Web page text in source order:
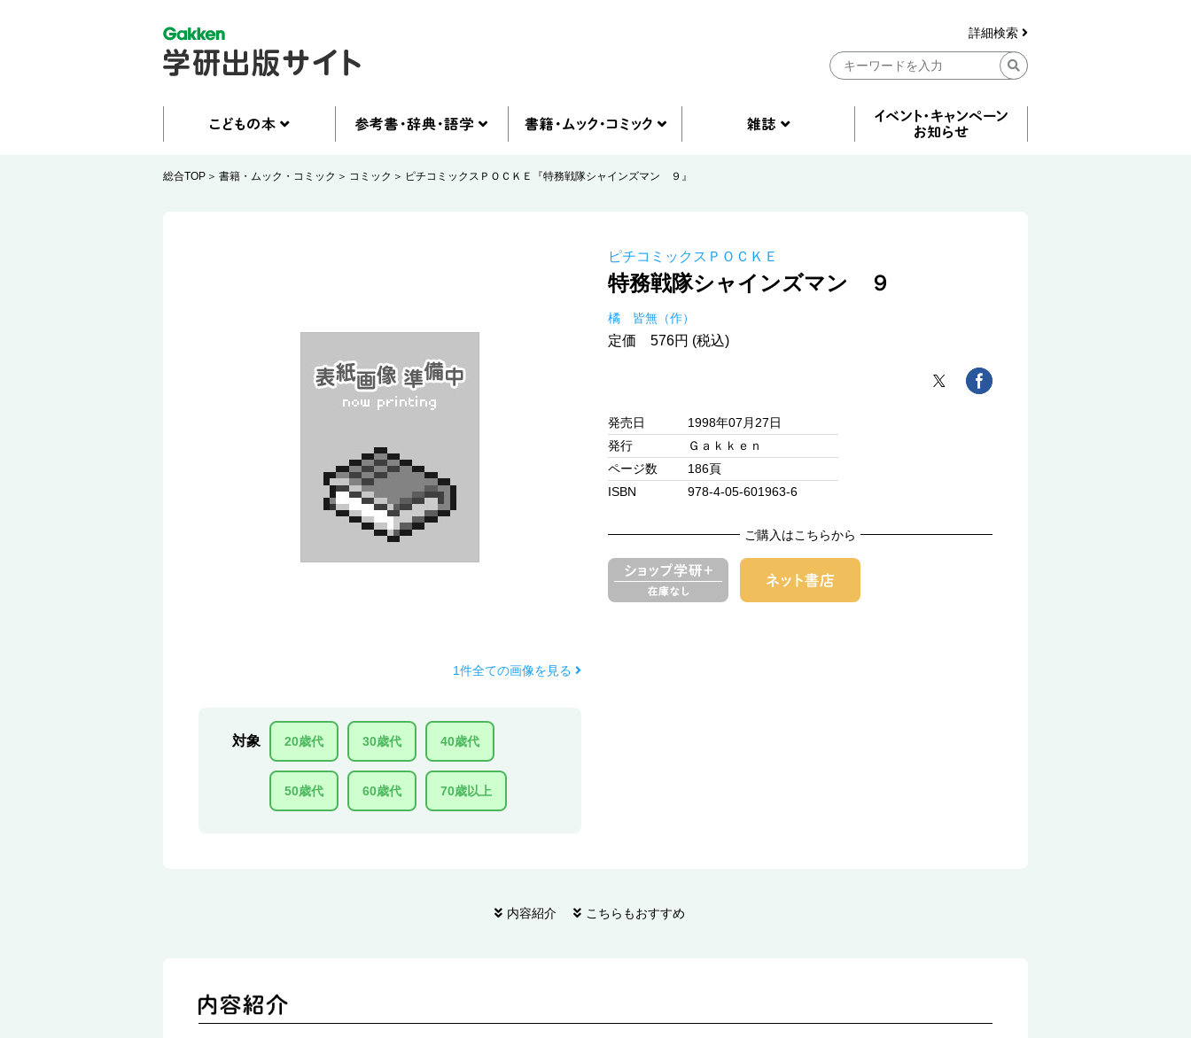
詳細検索
総合TOP 書籍・ムック・コミック コミック ピチコミックスＰＯＣＫＥ『特務戦隊シャインズマン ９』
1件全ての画像を見る
対象 20歳代 30歳代 40歳代
50歳代 60歳代 70歳以上
ピチコミックスＰＯＣＫＥ
特務戦隊シャインズマン ９
橘 皆無（作）
定価 576円 (税込)
発売日
1998年07月27日
発行
Ｇａｋｋｅｎ
ページ数
186頁
ISBN
978-4-05-601963-6
ご購入はこちらから
内容紹介 こちらもおすすめ